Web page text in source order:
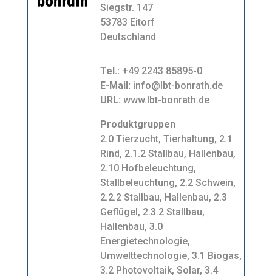
Siegstr. 147
53783 Eitorf
Deutschland
Tel.: +49 2243 85895-0
E-Mail: info@lbt-bonrath.de
URL: www.lbt-bonrath.de
Produktgruppen
2.0 Tierzucht, Tierhaltung, 2.1
Rind, 2.1.2 Stallbau, Hallenbau,
2.10 Hofbeleuchtung,
Stallbeleuchtung, 2.2 Schwein,
2.2.2 Stallbau, Hallenbau, 2.3
Geflügel, 2.3.2 Stallbau,
Hallenbau, 3.0
Energietechnologie,
Umwelttechnologie, 3.1 Biogas,
3.2 Photovoltaik, Solar, 3.4